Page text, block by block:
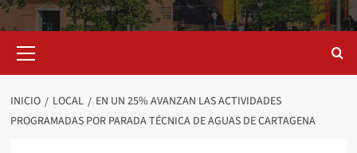
primario
INICIO LOCAL
EN UN 25% AVANZAN LAS ACTIVIDADES
PROGRAMADAS POR PARADA TÉCNICA DE AGUAS DE CARTAGENA